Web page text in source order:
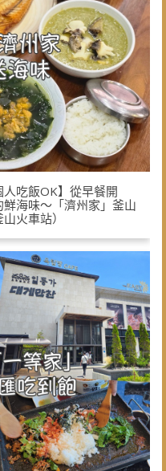
人吃飯OK】從早餐開
海味～「濟州家」釜山
火車站）